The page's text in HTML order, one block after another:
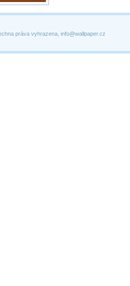
práva vyhrazena, info@wallpaper.cz